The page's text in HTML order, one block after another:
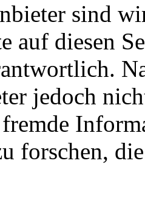
sind
auf diesen
jedoch
forschen,